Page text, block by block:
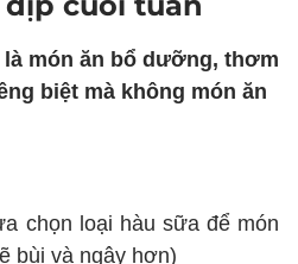
món ăn bổ dưỡng, thơm
biệt mà không món ăn
chọn loại hàu sữa để món
bùi và ngậy hơn)